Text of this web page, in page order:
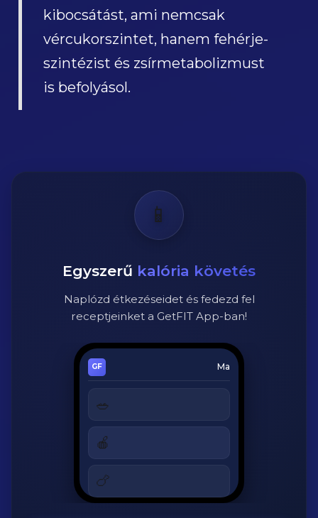
kibocsátást, ami nemcsak
vércukorszintet, hanem fehérje-
szintézist és zsírmetabolizmust
is befolyásol.
📱
Egyszerű kalória követés
Naplózd étkezéseidet és fedezd fel
receptjeinket a GetFIT App-ban!
Ma
🥗
🍎
🍗